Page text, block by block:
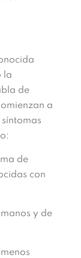
la
de
a
de
con
y de